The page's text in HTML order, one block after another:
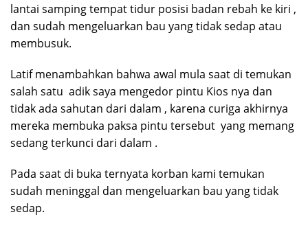
lantai samping tempat tidur posisi badan rebah ke kiri ,
dan sudah mengeluarkan bau yang tidak sedap atau
membusuk.
Latif menambahkan bahwa awal mula saat di temukan
salah satu adik saya mengedor pintu Kios nya dan
tidak ada sahutan dari dalam , karena curiga akhirnya
mereka membuka paksa pintu tersebut yang memang
sedang terkunci dari dalam .
Pada saat di buka ternyata korban kami temukan
sudah meninggal dan mengeluarkan bau yang tidak
sedap.